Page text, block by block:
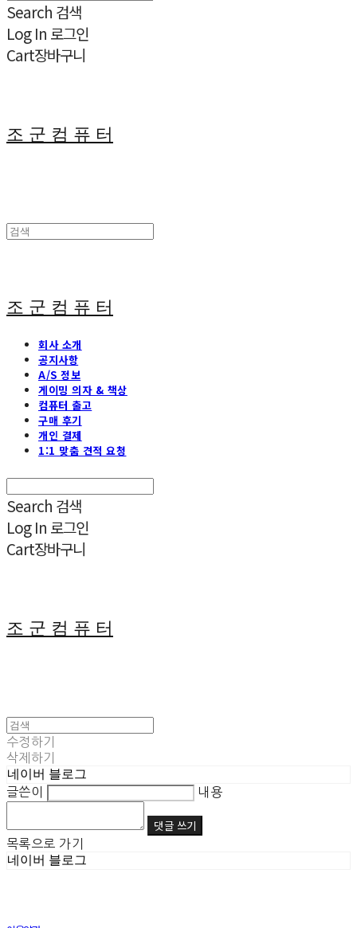
Search 검색
Log In 로그인
Cart장바구니
조 군 컴 퓨 터
조 군 컴 퓨 터
회사 소개
공지사항
A/S 정보
게이밍 의자 & 책상
컴퓨터 출고
구매 후기
개인 결제
1:1 맞춤 견적 요청
Search 검색
Log In 로그인
Cart장바구니
조 군 컴 퓨 터
수정하기
삭제하기
네이버 블로그
글쓴이 내용
댓글 쓰기
목록으로 가기
네이버 블로그